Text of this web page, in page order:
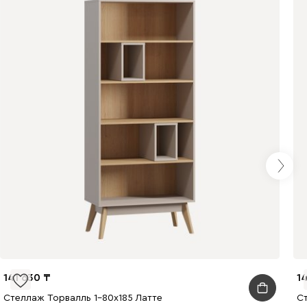
141 630
Стеллаж Торвалль 1-80x185 Латте